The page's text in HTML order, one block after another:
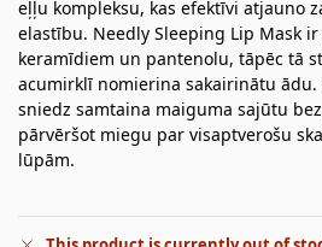
eļļu kompleksu, kas efektīvi atjauno
elastību. Needly Sleeping Lip Mask
keramīdiem un pantenolu, tāpēc tā
acumirklī nomierina sakairinātu ādu.
sniedz samtaina maiguma sajūtu
pārvēršot miegu par visaptverošu
lūpām.